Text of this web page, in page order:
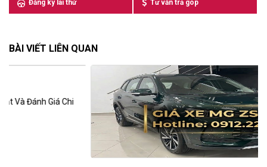
Đăng ký lái thử Tư vấn trả góp
BÀI VIẾT LIÊN QUAN